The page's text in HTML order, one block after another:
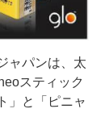
ャパンは、太
スティック
」と「ピニャ